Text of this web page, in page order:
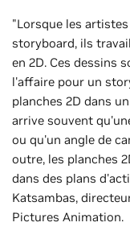
"Lorsque les
storyboard, ils
en 2D. Ces dessins
l'affaire pour un
planches 2D dans
arrive souvent
ou qu'un angle de
outre, les planches
dans des plans
Katsambas,
Pictures Animation.